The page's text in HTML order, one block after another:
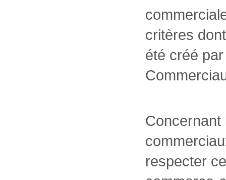
critères
été créé
Concernant
respecter